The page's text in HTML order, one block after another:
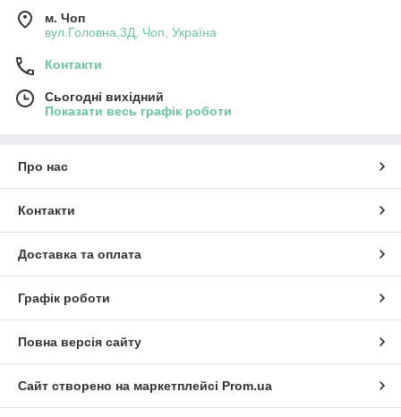
м. Чоп
вул.Головна,3Д, Чоп, Україна
Контакти
Сьогодні вихідний
Показати весь графік роботи
Про нас
Контакти
Доставка та оплата
Графік роботи
Повна версія сайту
Сайт створено на маркетплейсі Prom.ua